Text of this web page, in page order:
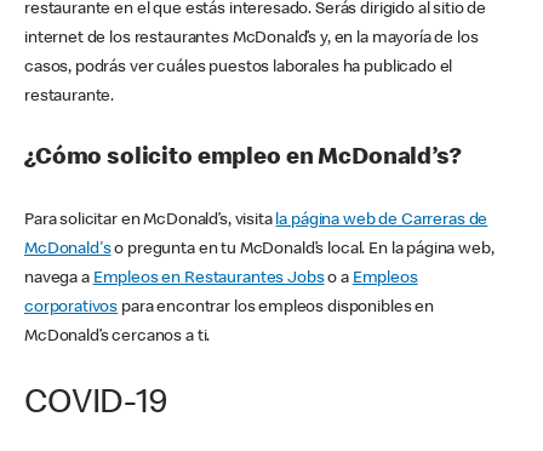
restaurante en el que estás interesado. Serás dirigido al sitio de
internet de los restaurantes McDonald’s y, en la mayoría de los
casos, podrás ver cuáles puestos laborales ha publicado el
restaurante.
¿Cómo solicito empleo en McDonald’s?
Para solicitar en McDonald’s, visita la página web de Carreras de
McDonald'so pregunta en tu McDonald’s local. En la página web,
navega a Empleos en Restaurantes Jobso a Empleos
corporativos para encontrar los empleos disponibles en
McDonald’s cercanos a ti.
COVID-19